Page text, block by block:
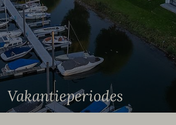
Vakantieperiodes